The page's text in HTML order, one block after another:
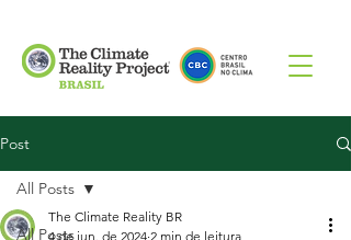
Post
All Posts
All Posts
The Climate Reality BR
4 de jun. de 2024 2 min de leitura